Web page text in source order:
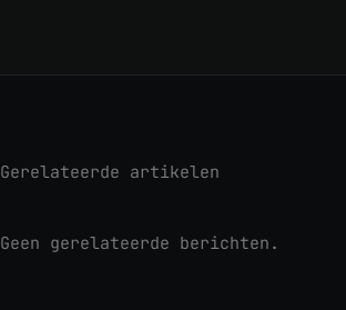
Gerelateerde artikelen
Geen gerelateerde berichten.